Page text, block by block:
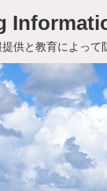
供と教育によって